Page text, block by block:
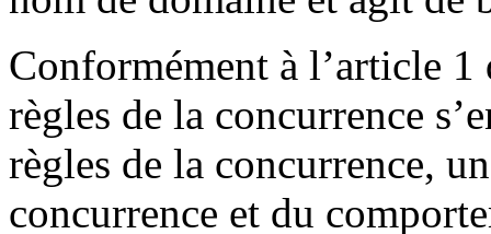
Conformément à l’article
règles de la concurrence
règles de la concurrence,
concurrence et du